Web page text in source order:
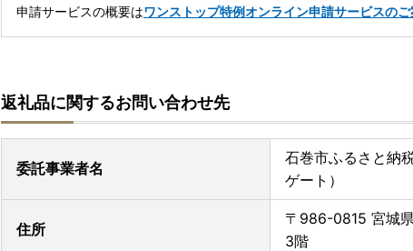
申請サービスの概要はワンストップ特例オンライン申請サービスの
返礼品に関するお問い合わせ先
委託事業者名
石巻市ふるさと納
ゲート）
住所
〒986-0815 宮城
3階